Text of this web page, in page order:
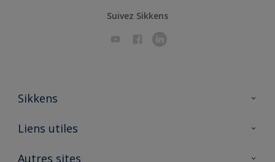
Suivez Sikkens
Sikkens
A propos de Sikkens
Liens utiles
Ouvrir un magasin PASS
Autres sites